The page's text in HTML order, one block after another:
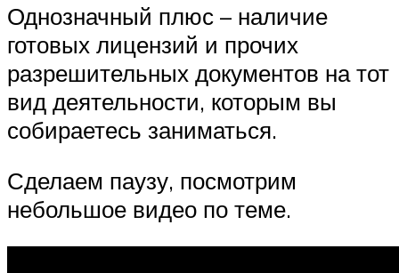
Однозначный плюс – наличие
готовых лицензий и прочих
разрешительных документов на тот
вид деятельности, которым вы
собираетесь заниматься.
Сделаем паузу, посмотрим
небольшое видео по теме.